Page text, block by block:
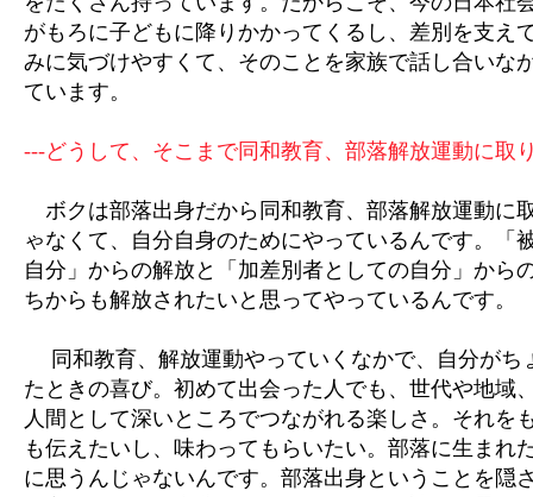
がもろに子どもに降りかかってくるし、差別を支え
みに気づけやすくて、そのことを家族で話し合いな
ています。
---どうして、そこまで同和教育、部落解放運動に取
ボクは部落出身だから同和教育、部落解放運動に
ゃなくて、自分自身のためにやっているんです。「
自分」からの解放と「加差別者としての自分」から
ちからも解放されたいと思ってやっているんです。
同和教育、解放運動やっていくなかで、自分がち
たときの喜び。初めて出会った人でも、世代や地域
人間として深いところでつながれる楽しさ。それを
も伝えたいし、味わってもらいたい。部落に生まれ
に思うんじゃないんです。部落出身ということを隠